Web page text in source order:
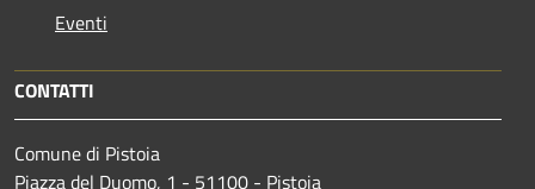
Eventi
CONTATTI
Comune di Pistoia
Piazza del Duomo, 1 - 51100 - Pistoia